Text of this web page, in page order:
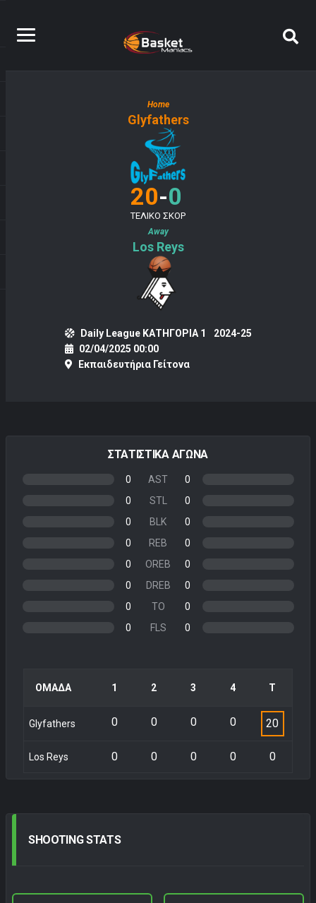
Home
Glyfathers
20-0
ΤΕΛΙΚΟ ΣΚΟΡ
Away
Los Reys
Daily League ΚΑΤΗΓΟΡΙΑ 1
2024-25
02/04/2025 00:00
Εκπαιδευτήρια Γείτονα
ΣΤΑΤΙΣΤΙΚΑ ΑΓΩΝΑ
0 AST
0
0
STL
0
0
BLK
0
0
REB
0
0
OREB
0
0
DREB
0
0
TO
0
0
FLS 0
ΟΜΑΔΑ 1 2 3 4 Τ
Glyfathers 0 0 0 0 20
Los Reys 0 0 0 0 0
SHOOTINGSTATS